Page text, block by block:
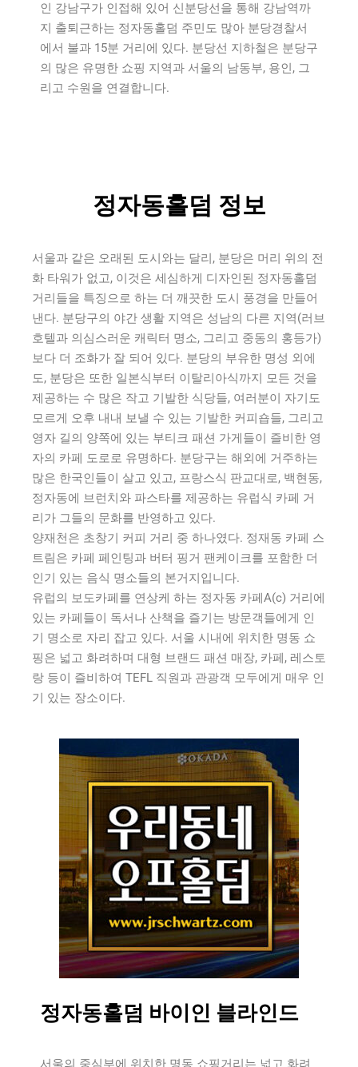
인 강남구가 인접해 있어 신분당선을 통해 강남역까
지 출퇴근하는 정자동홀덤 주민도 많아 분당경찰서
에서 불과 15분 거리에 있다. 분당선 지하철은 분당구
의 많은 유명한 쇼핑 지역과 서울의 남동부, 용인, 그
리고 수원을 연결합니다.
정자동홀덤 정보
서울과 같은 오래된 도시와는 달리, 분당은 머리 위의 전
화 타워가 없고, 이것은 세심하게 디자인된 정자동홀덤
거리들을 특징으로 하는 더 깨끗한 도시 풍경을 만들어
낸다. 분당구의 야간 생활 지역은 성남의 다른 지역(러브
호텔과 의심스러운 캐릭터 명소, 그리고 중동의 홍등가)
보다 더 조화가 잘 되어 있다. 분당의 부유한 명성 외에
도, 분당은 또한 일본식부터 이탈리아식까지 모든 것을
제공하는 수 많은 작고 기발한 식당들, 여러분이 자기도
모르게 오후 내내 보낼 수 있는 기발한 커피숍들, 그리고
영자 길의 양쪽에 있는 부티크 패션 가게들이 즐비한 영
자의 카페 도로로 유명하다. 분당구는 해외에 거주하는
많은 한국인들이 살고 있고, 프랑스식 판교대로, 백현동,
정자동에 브런치와 파스타를 제공하는 유럽식 카페 거
리가 그들의 문화를 반영하고 있다.
양재천은 초창기 커피 거리 중 하나였다. 정재동 카페 스
트림은 카페 페인팅과 버터 핑거 팬케이크를 포함한 더
인기 있는 음식 명소들의 본거지입니다.
유럽의 보도카페를 연상케 하는 정자동 카페A(c) 거리에
있는 카페들이 독서나 산책을 즐기는 방문객들에게 인
기 명소로 자리 잡고 있다. 서울 시내에 위치한 명동 쇼
핑은 넓고 화려하며 대형 브랜드 패션 매장, 카페, 레스토
랑 등이 즐비하여 TEFL 직원과 관광객 모두에게 매우 인
기 있는 장소이다.
정자동홀덤 바이인 블라인드
서울의 중심부에 위치한 명동 쇼핑거리는 넓고 화려